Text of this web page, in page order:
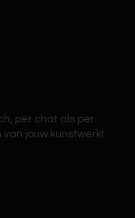
per chat als per
jouw kunstwerk!